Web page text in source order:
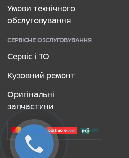
Умови технічного
обслуговування
СЕРВІСНЕ ОБСЛУГОВУВАННЯ
Сервіс і ТО
Кузовний ремонт
Оригінальні
запчастини